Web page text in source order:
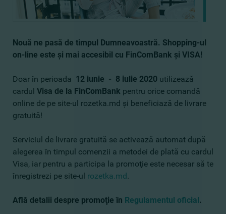
Nouă ne pasă de timpul Dumneavoastră. Shopping-ul
on-line este şi mai accesibil cu FinComBank şi VISA!
Doar în perioada 12 iunie - 8 iulie 2020 utilizează
cardul Visa de la FinComBank pentru orice comandă
online de pe site-ul rozetka.md şi beneficiază de livrare
gratuită!
Serviciul de livrare gratuită se activează automat după
alegerea în timpul comenzii a metodei de plată cu cardul
Visa, iar pentru a participa la promoţie este necesar să te
înregistrezi pe site-ul rozetka.md.
Află detalii despre promoţie în Regulamentul oficial.